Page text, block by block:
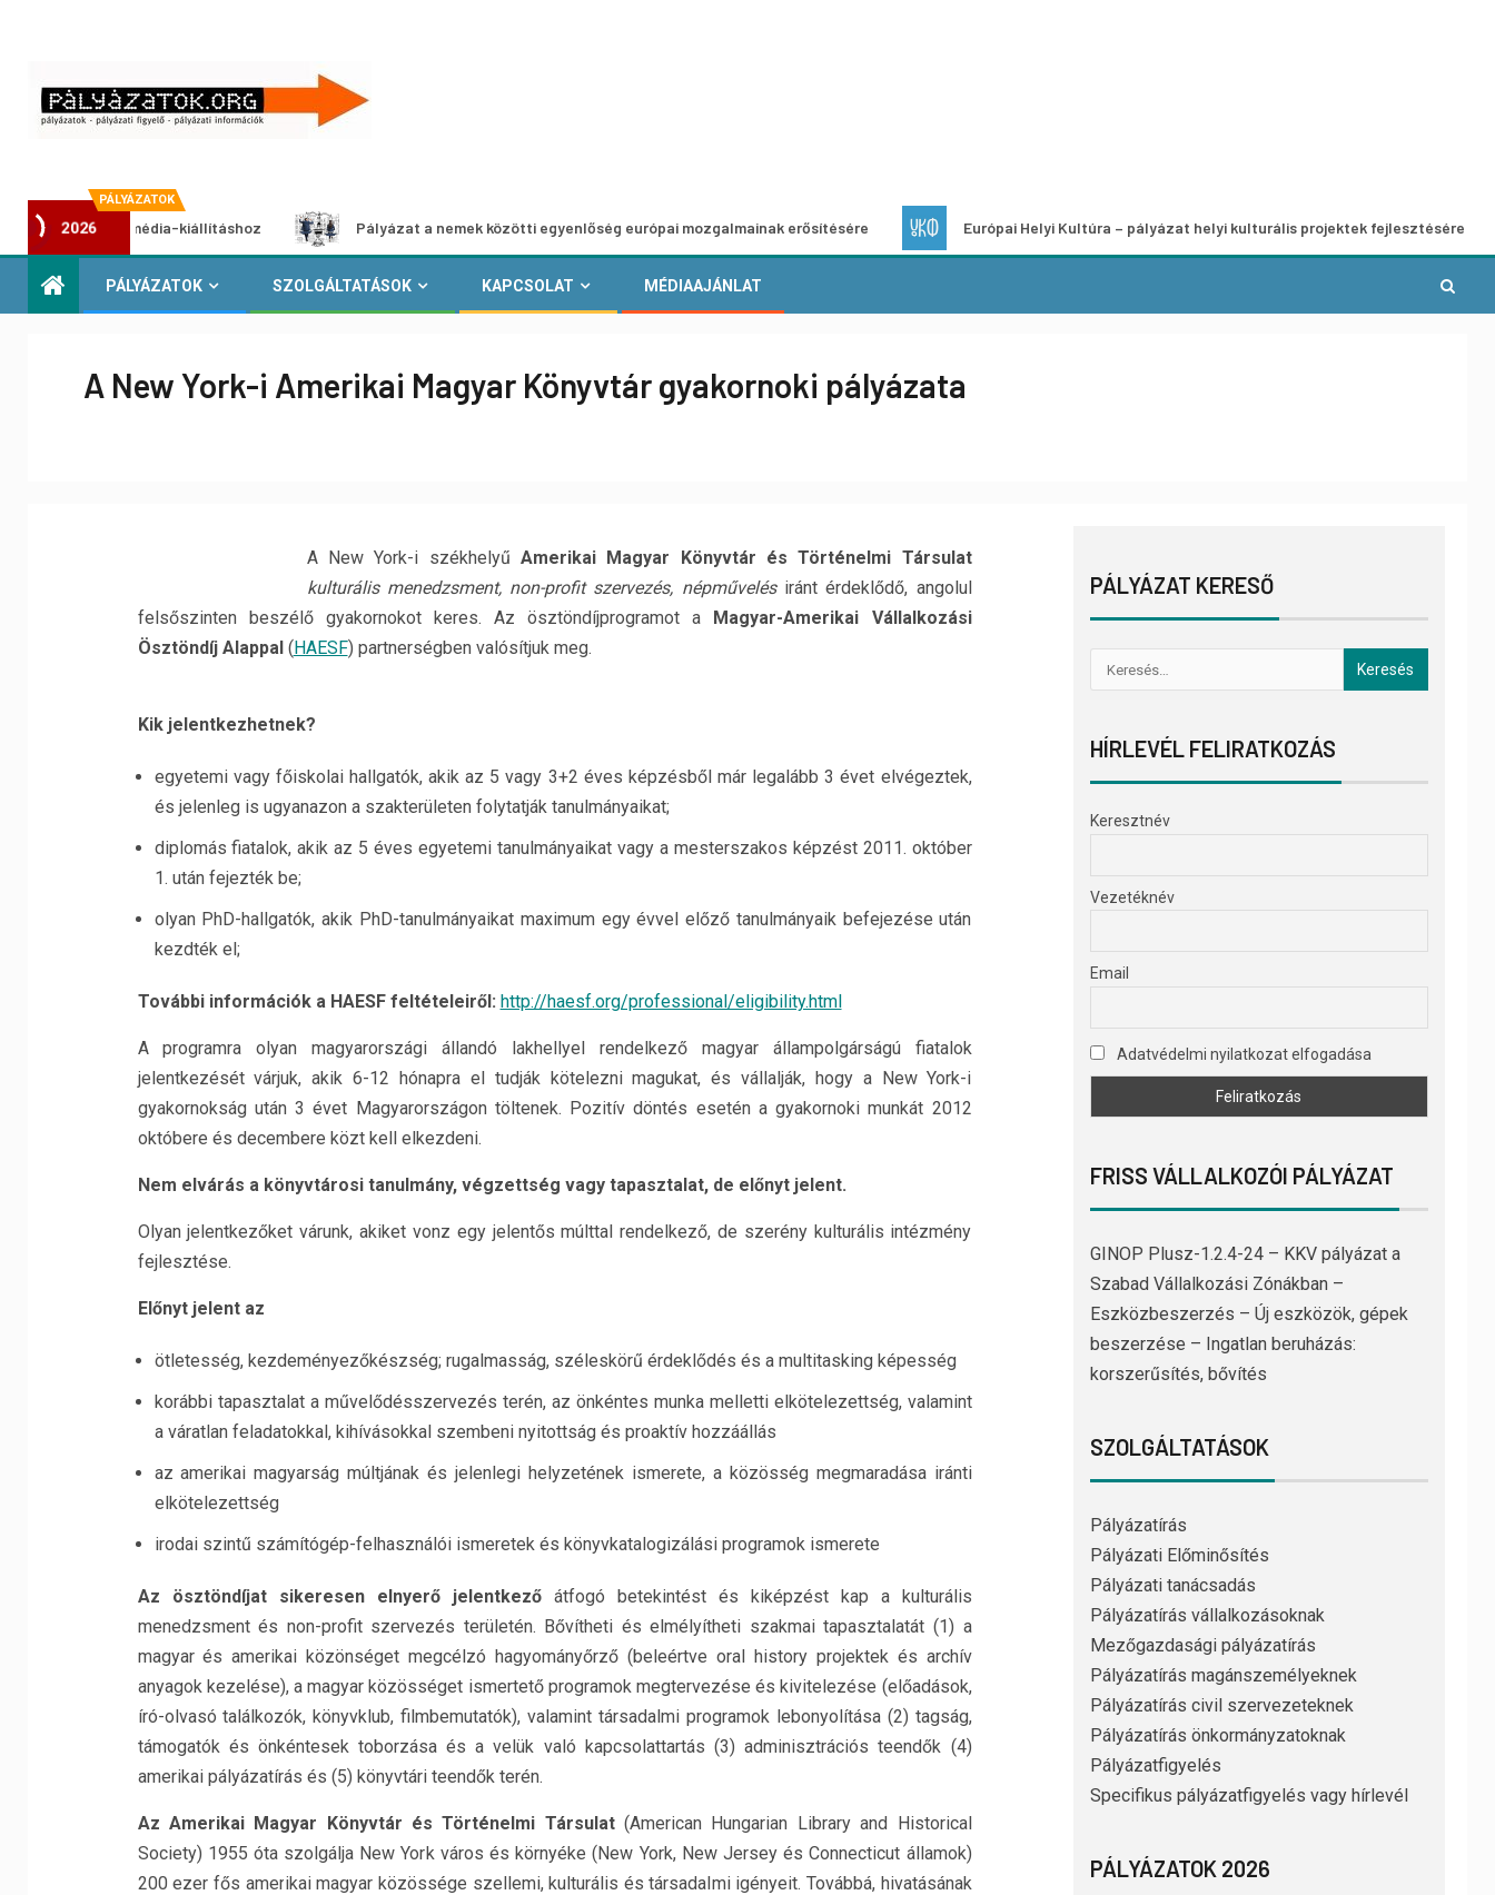
PÁLYÁZATOK
2026
multimédia-kiállításhoz Pályázat a nemek közötti egyenlőség európai mozgalmainak erősítésére Európai Helyi Kultúra – pályázat helyi kulturális projektek fejlesztésére
PÁLYÁZATOK SZOLGÁLTATÁSOK KAPCSOLAT MÉDIAAJÁNLAT
A New York-i Amerikai Magyar Könyvtár gyakornoki pályázata
A New York-i székhelyű Amerikai Magyar Könyvtár és Történelmi Társulat
kulturális menedzsment, non-profit szervezés, népművelésiránt érdeklődő, angolul
felsőszinten beszélő gyakornokot keres. Az ösztöndíjprogramot a Magyar-Amerikai Vállalkozási
Ösztöndíj Alappal(HAESF) partnerségben valósítjuk meg.
Kik jelentkezhetnek?
egyetemi vagy főiskolai hallgatók, akik az 5 vagy 3+2 éves képzésből már legalább 3 évet elvégeztek,
és jelenleg is ugyanazon a szakterületen folytatják tanulmányaikat;
diplomás fiatalok, akik az 5 éves egyetemi tanulmányaikat vagy a mesterszakos képzést 2011. október
1. után fejezték be;
olyan PhD-hallgatók, akik PhD-tanulmányaikat maximum egy évvel előző tanulmányaik befejezése után
kezdték el;
További információk a HAESF feltételeiről: http://haesf.org/professional/eligibility.html
A programra olyan magyarországi állandó lakhellyel rendelkező magyar állampolgárságú fiatalok
jelentkezését várjuk, akik 6-12 hónapra el tudják kötelezni magukat, és vállalják, hogy a New York-i
gyakornokság után 3 évet Magyarországon töltenek. Pozitív döntés esetén a gyakornoki munkát 2012
októbere és decembere közt kell elkezdeni.
Nem elvárás a könyvtárosi tanulmány, végzettség vagy tapasztalat, de előnyt jelent.
Olyan jelentkezőket várunk, akiket vonz egy jelentős múlttal rendelkező, de szerény kulturális intézmény
fejlesztése.
Előnyt jelent az
ötletesség, kezdeményezőkészség; rugalmasság, széleskörű érdeklődés és a multitasking képesség
korábbi tapasztalat a művelődésszervezés terén, az önkéntes munka melletti elkötelezettség, valamint
a váratlan feladatokkal, kihívásokkal szembeni nyitottság és proaktív hozzáállás
az amerikai magyarság múltjának és jelenlegi helyzetének ismerete, a közösség megmaradása iránti
elkötelezettség
irodai szintű számítógép-felhasználói ismeretek és könyvkatalogizálási programok ismerete
Az ösztöndíjat sikeresen elnyerő jelentkezőátfogó betekintést és kiképzést kap a kulturális
menedzsment és non-profit szervezés területén. Bővítheti és elmélyítheti szakmai tapasztalatát (1) a
magyar és amerikai közönséget megcélzó hagyományőrző (beleértve oral history projektek és archív
anyagok kezelése), a magyar közösséget ismertető programok megtervezése és kivitelezése (előadások,
író-olvasó találkozók, könyvklub, filmbemutatók), valamint társadalmi programok lebonyolítása (2) tagság,
támogatók és önkéntesek toborzása és a velük való kapcsolattartás (3) adminisztrációs teendők (4)
amerikai pályázatírás és (5) könyvtári teendők terén.
Az Amerikai Magyar Könyvtár és Történelmi Társulat(American Hungarian Library and Historical
Society) 1955 óta szolgálja New York város és környéke (New York, New Jersey és Connecticut államok)
200 ezer fős amerikai magyar közössége szellemi, kulturális és társadalmi igényeit. Továbbá, hivatásának
PÁLYÁZAT KERESŐ
HÍRLEVÉL FELIRATKOZÁS
Keresztnév
Vezetéknév
Email
Adatvédelmi nyilatkozat elfogadása
FRISS VÁLLALKOZÓI PÁLYÁZAT
GINOP Plusz-1.2.4-24 – KKV pályázat a
Szabad Vállalkozási Zónákban –
Eszközbeszerzés – Új eszközök, gépek
beszerzése – Ingatlan beruházás:
korszerűsítés, bővítés
SZOLGÁLTATÁSOK
Pályázatírás
Pályázati Előminősítés
Pályázati tanácsadás
Pályázatírás vállalkozásoknak
Mezőgazdasági pályázatírás
Pályázatírás magánszemélyeknek
Pályázatírás civil szervezeteknek
Pályázatírás önkormányzatoknak
Pályázatfigyelés
Specifikus pályázatfigyelés vagy hírlevél
PÁLYÁZATOK 2026